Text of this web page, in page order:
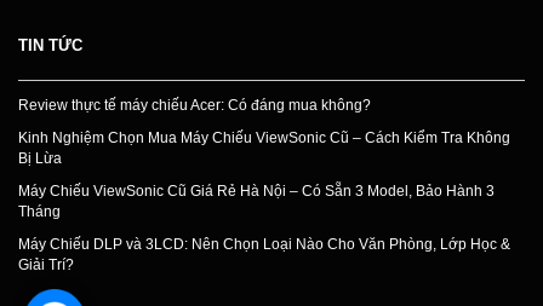
TIN TỨC
Review thực tế máy chiếu Acer: Có đáng mua không?
Kinh Nghiệm Chọn Mua Máy Chiếu ViewSonic Cũ – Cách Kiểm Tra Không
Bị Lừa
Máy Chiếu ViewSonic Cũ Giá Rẻ Hà Nội – Có Sẵn 3 Model, Bảo Hành 3
Tháng
Máy Chiếu DLP và 3LCD: Nên Chọn Loại Nào Cho Văn Phòng, Lớp Học &
Giải Trí?